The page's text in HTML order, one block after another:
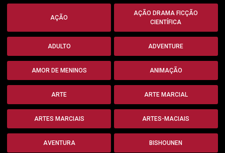
AÇÃO
AÇÃO DRAMA FICÇÃO
CIENTÍFICA
ADULTO ADVENTURE
AMOR DE MENINOS ANIMAÇÃO
ARTE ARTE MARCIAL
ARTES MARCIAIS ARTES-MACIAIS
AVENTURA BISHOUNEN